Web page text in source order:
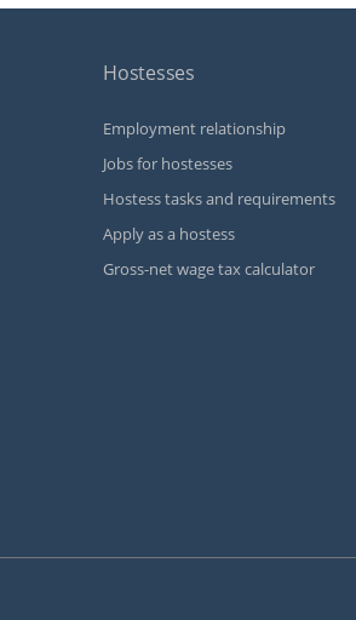
Hostesses
Employment relationship
Jobs for hostesses
Hostess tasks and requirements
Apply as a hostess
Gross-net wage tax calculator